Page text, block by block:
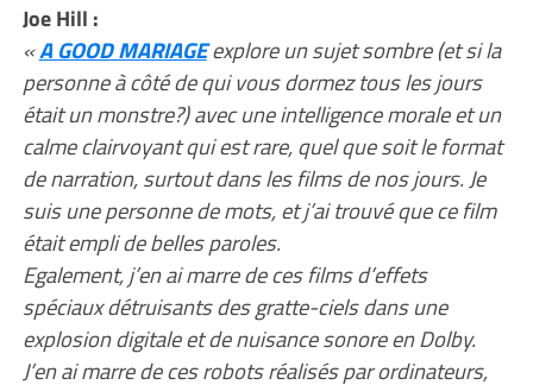
Joe Hill :
«A GOOD MARIAGEexplore un sujet sombre (et si la
personne à côté de qui vous dormez tous les jours
était un monstre?) avec une intelligence morale et un
calme clairvoyant qui est rare, quel que soit le format
de narration, surtout dans les films de nos jours. Je
suis une personne de mots, et j’ai trouvé que ce film
était empli de belles paroles.
Egalement, j’en ai marre de ces films d’effets
spéciaux détruisants des gratte-ciels dans une
explosion digitale et de nuisance sonore en Dolby.
J’en ai marre de ces robots réalisés par ordinateurs,